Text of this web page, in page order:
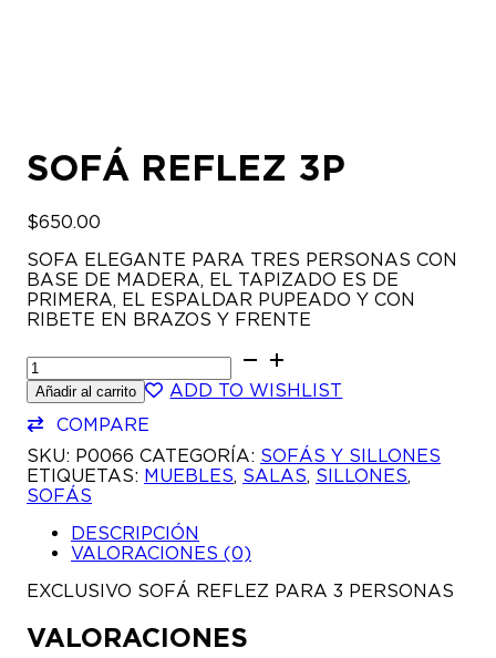
SOFÁ REFLEZ 3P
$650.00
SOFA ELEGANTE PARA TRES PERSONAS CON
BASE DE MADERA, EL TAPIZADO ES DE
PRIMERA, EL ESPALDAR PUPEADO Y CON
RIBETE EN BRAZOS Y FRENTE
SOFÁ
REFLEZ
3P
CANTIDAD
Añadir al carrito
ADD TO WISHLIST
COMPARE
SKU: P0066 CATEGORÍA: SOFÁS Y SILLONES
ETIQUETAS: MUEBLES, SALAS, SILLONES,
SOFÁS
DESCRIPCIÓN
VALORACIONES (0)
EXCLUSIVO SOFÁ REFLEZ PARA 3 PERSONAS
VALORACIONES